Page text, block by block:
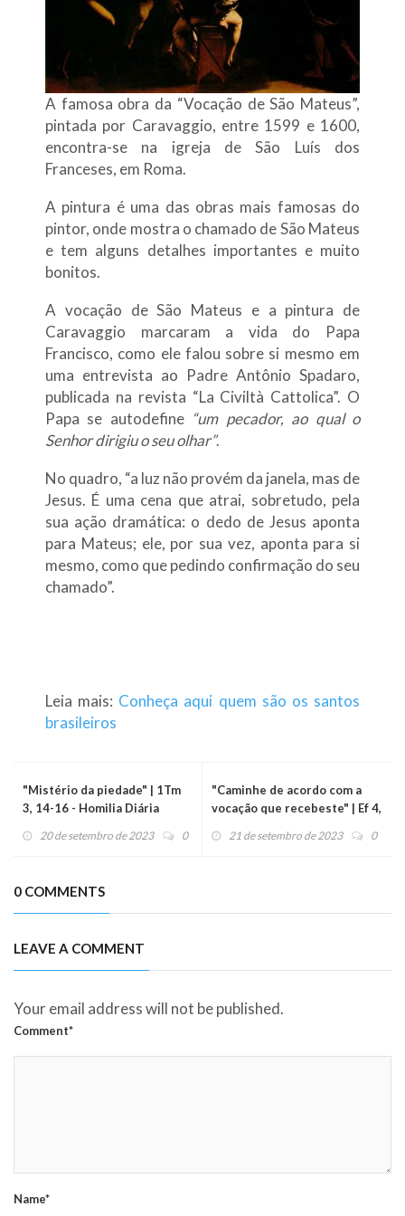
A famosa obra da “Vocação de São Mateus”,
pintada por Caravaggio, entre 1599 e 1600,
encontra-se na igreja de São Luís dos
Franceses, em Roma.
A pintura é uma das obras mais famosas do
pintor, onde mostra o chamado de São Mateus
e tem alguns detalhes importantes e muito
bonitos.
A vocação de São Mateus e a pintura de
Caravaggio marcaram a vida do Papa
Francisco, como ele falou sobre si mesmo em
uma entrevista ao Padre Antônio Spadaro,
publicada na revista “La Civiltà Cattolica”. O
Papa se autodefine “um pecador, ao qual o
Senhor dirigiu o seu olhar”.
No quadro, “a luz não provém da janela, mas de
Jesus. É uma cena que atrai, sobretudo, pela
sua ação dramática: o dedo de Jesus aponta
para Mateus; ele, por sua vez, aponta para si
mesmo, como que pedindo confirmação do seu
chamado”.
Leia mais: Conheça aqui quem são os santos
brasileiros
"Mistério da piedade" | 1Tm
3, 14-16 - Homilia Diária
20 de setembro de 2023 0
"Caminhe de acordo com a
vocação que recebeste" | Ef 4,
(21/09/23)
21 de setembro de 2023 0
0 COMMENTS
LEAVE A COMMENT
Your email address will not be published.
Comment*
Name*